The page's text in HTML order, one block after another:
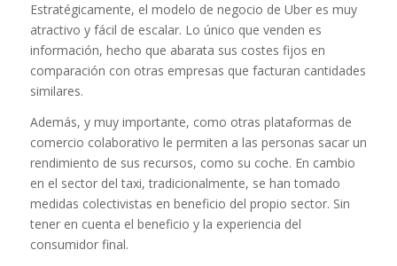
Estratégicamente, el modelo de negocio de Uber es muy
atractivo y fácil de escalar. Lo único que venden es
información, hecho que abarata sus costes fijos en
comparación con otras empresas que facturan cantidades
similares.
Además, y muy importante, como otras plataformas de
comercio colaborativo le permiten a las personas sacar un
rendimiento de sus recursos, como su coche. En cambio
en el sector del taxi, tradicionalmente, se han tomado
medidas colectivistas en beneficio del propio sector. Sin
tener en cuenta el beneficio y la experiencia del
consumidor final.